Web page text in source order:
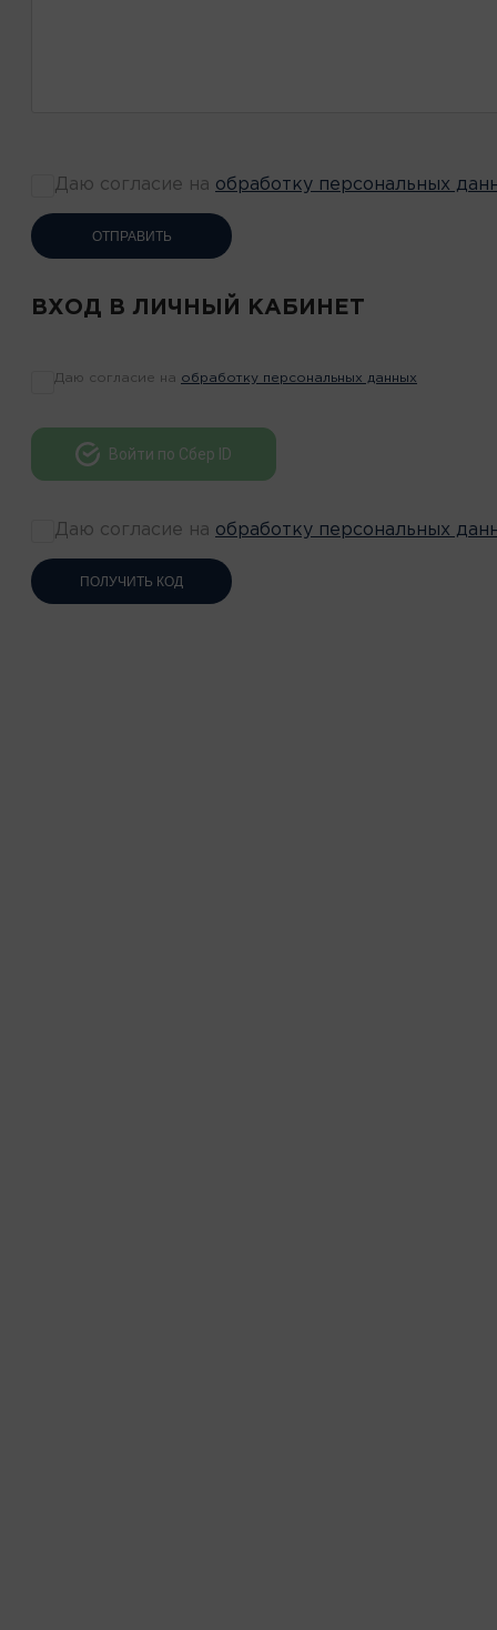
Даю согласие на обработку персональных
ОТПРАВИТЬ
ВХОД В ЛИЧНЫЙ КАБИНЕТ
Даю согласие на обработку персональных данных
Войти по Сбер ID
Даю согласие на обработку персональных
ПОЛУЧИТЬ КОД